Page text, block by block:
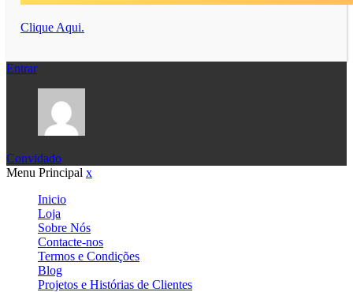
Clique Aqui.
Entrar
Convidado
Menu Principal x
Inicio
Loja
Sobre Nós
Contacte-nos
Termos e Condições
Blog
Projetos e Histórias de Clientes